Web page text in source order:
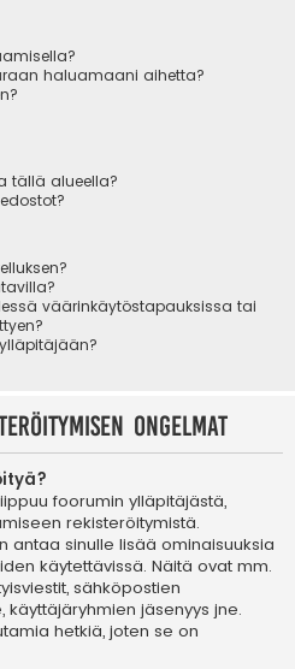
haluamaani aihetta?
tällä alueella?
väärinkäytöstapauksissa tai
ongelmat
foorumin ylläpitäjästä,
rekisteröitymistä.
antaa sinulle lisää ominaisuuksia
käytettävissä. Näitä ovat mm.
sähköpostien
jäsenyys jne.
hetkiä, joten se on